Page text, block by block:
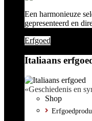
Een harmonieuze
gepresenteerd en
Erfgoed
Italiaans
«Geschiedenis en
Shop